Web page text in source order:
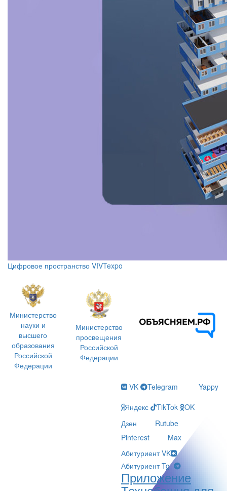
Цифровое пространство VIVTexpo
Министерство
науки и
высшего
образования
Российской
Федерации
Министерство
просвещения
Российской
Федерации
VK Telegram
Yappy
Яндекс
TikTok
OK
Дзен
Rutube
Pinterest
Max
Абитуриент VK
Абитуриент Tg
Приложение